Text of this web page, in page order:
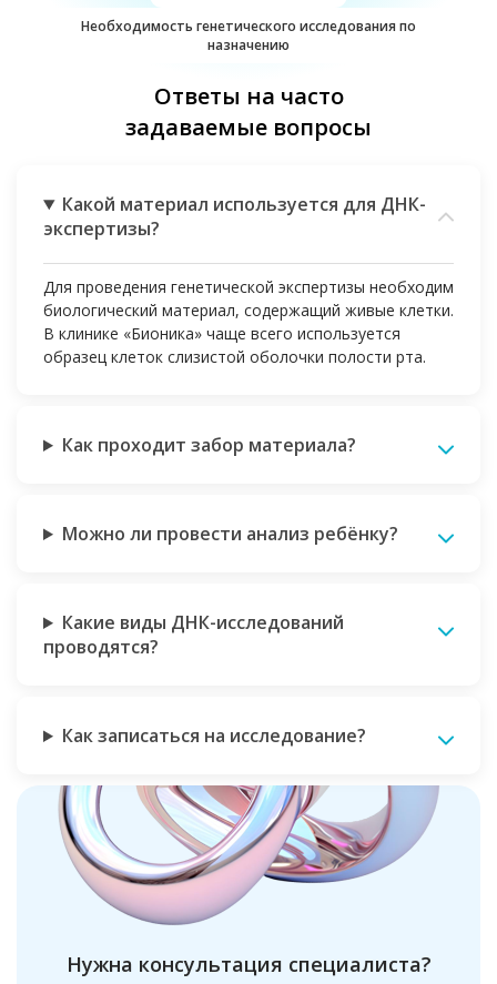
Необходимость генетического исследования по
назначению
Ответы на часто
задаваемые вопросы
Какой материал используется для ДНК-
экспертизы?
Для проведения генетической экспертизы необходим
биологический материал, содержащий живые клетки.
В клинике «Бионика» чаще всего используется
образец клеток слизистой оболочки полости рта.
Как проходит забор материала?
Можно ли провести анализ ребёнку?
Какие виды ДНК-исследований
проводятся?
Как записаться на исследование?
Нужна консультация специалиста?